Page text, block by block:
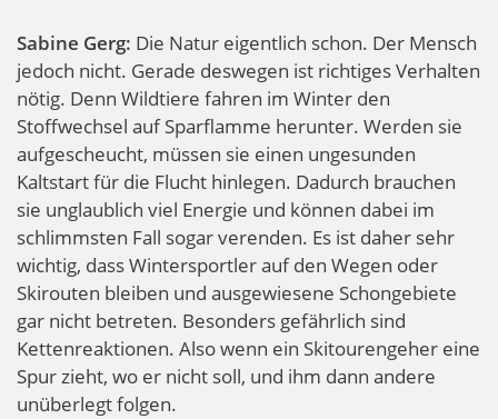
Sabine Gerg: Die Natur eigentlich schon. Der Mensch
jedoch nicht. Gerade deswegen ist richtiges Verhalten
nötig. Denn Wildtiere fahren im Winter den
Stoffwechsel auf Sparflamme herunter. Werden sie
aufgescheucht, müssen sie einen ungesunden
Kaltstart für die Flucht hinlegen. Dadurch brauchen
sie unglaublich viel Energie und können dabei im
schlimmsten Fall sogar verenden. Es ist daher sehr
wichtig, dass Wintersportler auf den Wegen oder
Skirouten bleiben und ausgewiesene Schongebiete
gar nicht betreten. Besonders gefährlich sind
Kettenreaktionen. Also wenn ein Skitourengeher eine
Spur zieht, wo er nicht soll, und ihm dann andere
unüberlegt folgen.